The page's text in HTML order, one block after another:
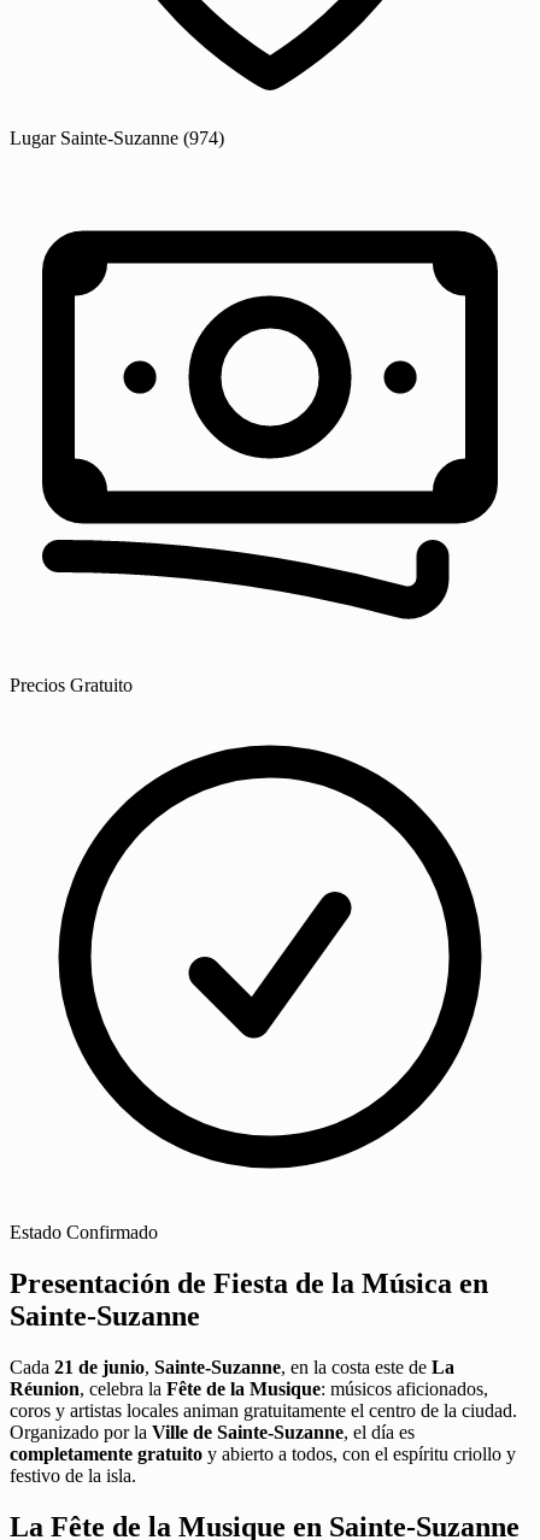
Lugar Sainte-Suzanne (974)
Precios Gratuito
Estado Confirmado
Presentación de Fiesta de la Música en
Sainte-Suzanne
Cada 21 de junio, Sainte-Suzanne, en la costa este de La
Réunion, celebra la Fête de la Musique: músicos aficionados,
coros y artistas locales animan gratuitamente el centro de la ciudad.
Organizado por la Ville de Sainte-Suzanne, el día es
completamente gratuito y abierto a todos, con el espíritu criollo y
festivo de la isla.
La Fête de la Musique en Sainte-Suzanne